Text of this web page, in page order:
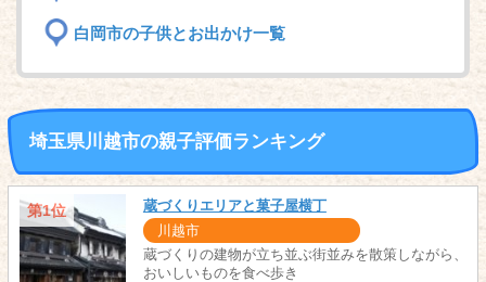
白岡市の子供とお出かけ一覧
埼玉県川越市の親子評価ランキング
第1位 蔵づくりエリアと菓子屋横丁
川越市
蔵づくりの建物が立ち並ぶ街並みを散策しながら、
おいしいものを食べ歩き